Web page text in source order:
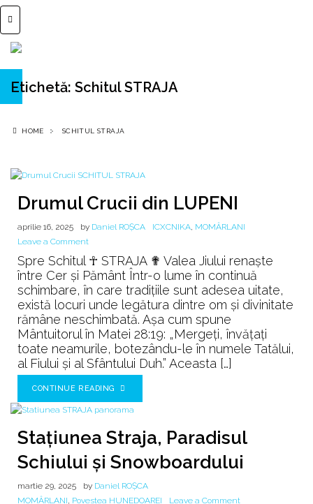
Etichetă: Schitul STRAJA
HOME SCHITUL STRAJA
Drumul Crucii din LUPENI
aprilie 16, 2025 by Daniel ROȘCA ICXCNIKA, MOMÂRLANI
Leave a Commenton
Drumul
Crucii
LUPENI
Spre Schitul ☥ STRAJA ✟ Valea Jiului renaște
între Cer și Pământ Într-o lume în continuă
schimbare, în care tradițiile sunt adesea uitate,
există locuri unde legătura dintre om și divinitate
rămâne neschimbată. Așa cum spune
Mântuitorul în Matei 28:19: „Mergeți, învățați
toate neamurile, botezându-le în numele Tatălui,
al Fiului și al Sfântului Duh.” Aceasta […]
CONTINUE READING
Stațiunea Straja, Paradisul
Schiului și Snowboardului
martie 29, 2025 by Daniel ROȘCA
MOMÂRLANI Povestea HUNEDOAREI Leave a Commenton